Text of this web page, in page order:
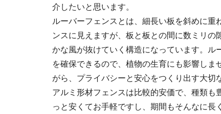
介したいと思います。
ルーバーフェンスとは、細長い板を斜めに
ンスに見えますが、板と板との間に数ミリ
かな風が抜けていく構造になっています。
を確保できるので、植物の生育にも影響し
がら、プライバシーと安心をつくり出す大切
アルミ形材フェンスは比較的安価で、種類
っと安くてお手軽ですし、期間もそんなに